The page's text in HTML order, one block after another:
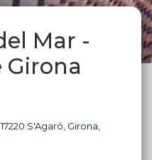
Mar -
Girona
S'Agaró, Girona,